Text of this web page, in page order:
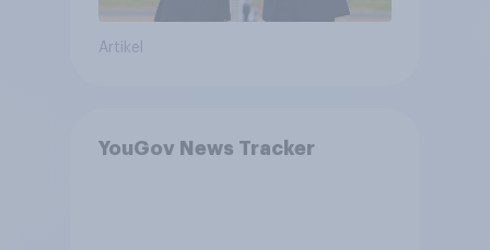
Artikel
YouGov News Tracker